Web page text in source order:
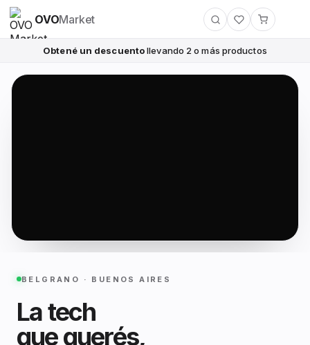
OVOMarket
Obtené un descuentollevando 2 o más productos
BELGRANO · BUENOS AIRES
La tech
que querés,